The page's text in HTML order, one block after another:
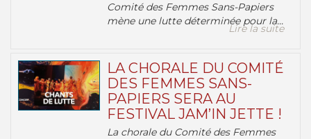
Comité des Femmes Sans-Papiers
mène une lutte déterminée pour la...
Lire la suite
LA CHORALE DU COMITÉ
DES FEMMES SANS-
PAPIERS SERA AU
FESTIVAL JAM’IN JETTE !
La chorale du Comité des Femmes